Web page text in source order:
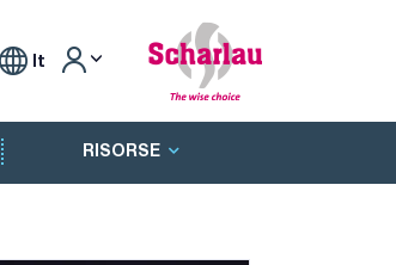
It
RISORSE